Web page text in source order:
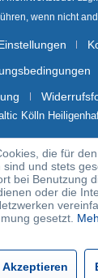
wenn nicht
Kölln
die für
und stets
bei Benutzung
oder die
gesetzt.
Akzeptieren